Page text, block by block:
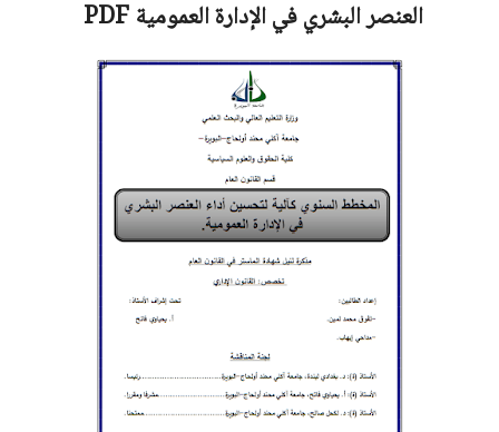
العنصر البشري في الإدارة العموميةPDF